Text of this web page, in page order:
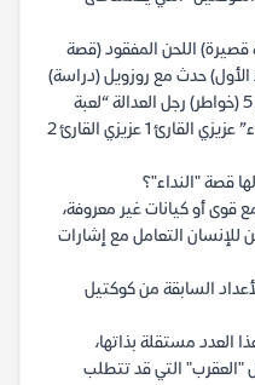
اللحن المفقود (قصة
حدث مع روزويل (دراسة)
مذكرات طبيب في صعيد مصر الجواني 5 (خواطر) رجل العدالة “لعبة
الخطر” (قصة كاملة) قصة العدد “النداء” عزيزي القارئ 1 عزيزي القارئ 2
قصة "النداء"؟
قوى أو كيانات غير معروفة،
التعامل مع إشارات
السابقة من كوكتيل
مستقلة بذاتها،
"العقرب" التي قد تتطلب